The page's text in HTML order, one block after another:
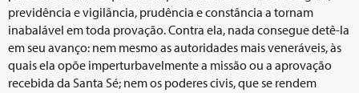
previdência e vigilância, prudência e constância a tornam
inabalável em toda provação. Contra ela, nada consegue detê-la
em seu avanço: nem mesmo as autoridades mais veneráveis, às
quais ela opõe imperturbavelmente a missão ou a aprovação
recebida da Santa Sé; nem os poderes civis, que se rendem